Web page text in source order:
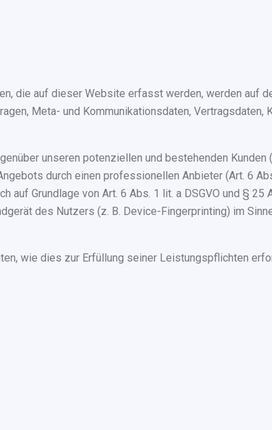
die auf dieser Website erfasst werden, werden auf
Meta- und Kommunikationsdaten, Vertragsdaten,
unseren potenziellen und bestehenden Kunden
durch einen professionellen Anbieter (Art. 6
Grundlage von Art. 6 Abs. 1 lit. a DSGVO und § 25
des Nutzers (z. B. Device-Fingerprinting) im
wie dies zur Erfüllung seiner Leistungspflichten